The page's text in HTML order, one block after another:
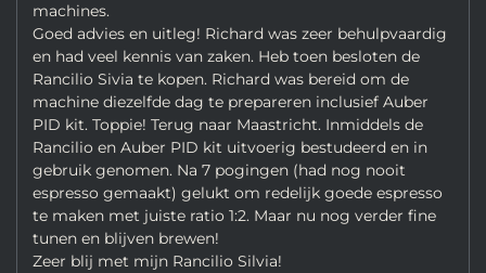
machines.
Goed advies en uitleg! Richard was zeer behulpvaardig
en had veel kennis van zaken. Heb toen besloten de
Rancilio Sivia te kopen. Richard was bereid om de
machine diezelfde dag te prepareren inclusief Auber
PID kit. Toppie! Terug naar Maastricht. Inmiddels de
Rancilio en Auber PID kit uitvoerig bestudeerd en in
gebruik genomen. Na 7 pogingen (had nog nooit
espresso gemaakt) gelukt om redelijk goede espresso
te maken met juiste ratio 1:2. Maar nu nog verder fine
tunen en blijven brewen!
Zeer blij met mijn Rancilio Silvia!